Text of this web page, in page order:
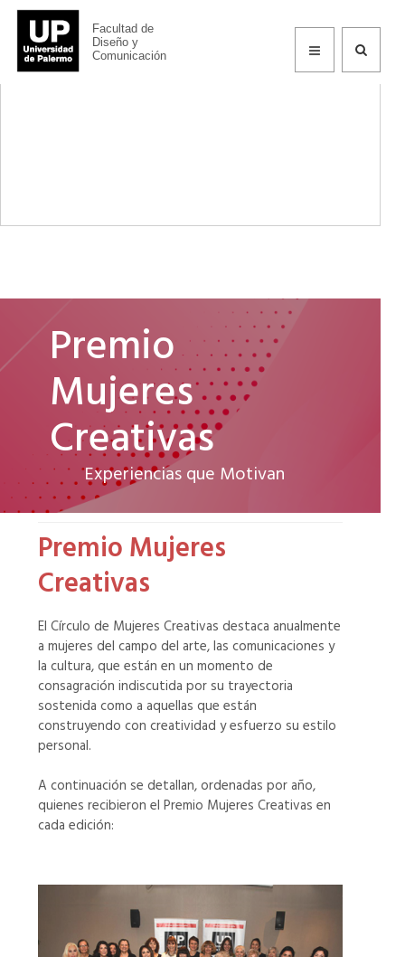
Facultad de
Diseño y
Comunicación
Información
Premio
Mujeres
Creativas
Experiencias que Motivan
Premio Mujeres
Creativas
El Círculo de Mujeres Creativas destaca anualmente
a mujeres del campo del arte, las comunicaciones y
la cultura, que están en un momento de
consagración indiscutida por su trayectoria
sostenida como a aquellas que están
construyendo con creatividad y esfuerzo su estilo
personal.
A continuación se detallan, ordenadas por año,
quienes recibieron el Premio Mujeres Creativas en
cada edición: